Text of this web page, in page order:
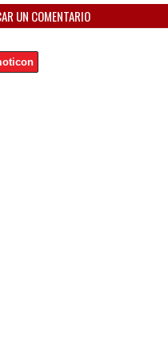
UN COMENTARIO